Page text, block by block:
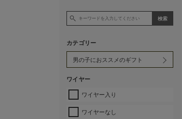
カテゴリー
ワイヤー
ワイヤー入り
ワイヤーなし